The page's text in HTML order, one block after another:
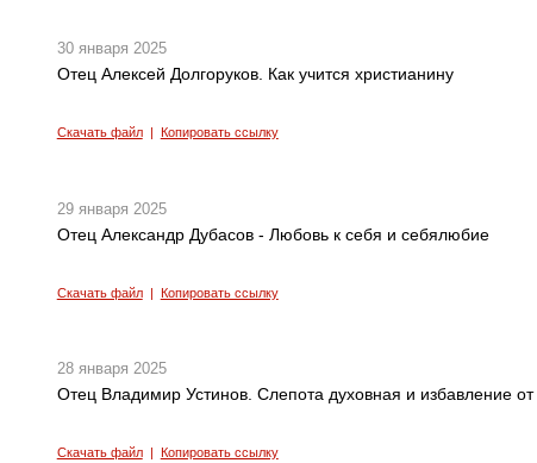
30 января 2025
Отец Алексей Долгоруков. Как учится христианину
Скачать файл| Копировать ссылку
29 января 2025
Отец Александр Дубасов - Любовь к себя и себялюбие
Скачать файл| Копировать ссылку
28 января 2025
Отец Владимир Устинов. Слепота духовная и избавление
Скачать файл| Копировать ссылку